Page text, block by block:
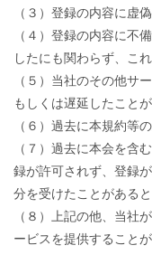
（３）登録の内容に虚
（４）登録の内容に不
したにも関わらず、こ
（５）当社のその他サ
もしくは遅延したこと
（６）過去に本規約等
（７）過去に本会を含
録が許可されず、登録
分を受けたことがあると
（８）上記の他、当社
ービスを提供すること